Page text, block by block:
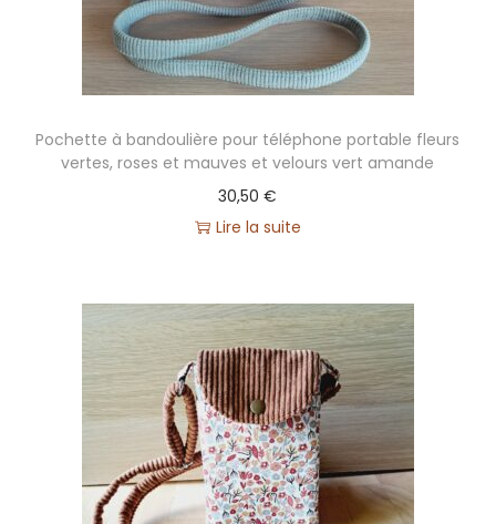
Pochette à bandoulière pour téléphone portable fleurs
vertes, roses et mauves et velours vert amande
30,50€
Lire la suite